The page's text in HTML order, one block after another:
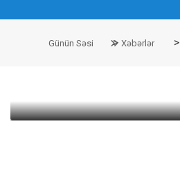
Günün Səsi > Xəbərlər >
admin 24 Mart 2020 10:08